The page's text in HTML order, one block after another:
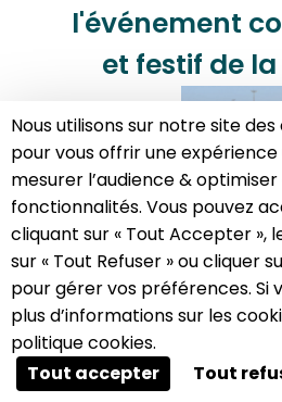
l'événement
et festif de
Flâner entre les univers de
des saveurs venues
animations, explorer
"Cap sur le Pacifique"...
Pendant 11 jours, la Foire
A propos des cookies sur
Ce site utilise des cookies visant à
expérience.
Nous utilisons sur notre site
pour vous offrir une
mesurer l’audience &
fonctionnalités. Vous pouvez
cliquant sur « Tout Accepter »,
sur « Tout Refuser » ou cliquer
pour gérer vos préférences. Si
plus d’informations sur les
politique cookies.
Tout accepter
Tout